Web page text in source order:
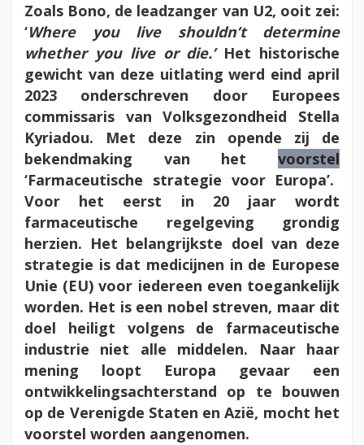
Zoals Bono, de leadzanger van U2, ooit zei:
‘Where you live shouldn’t determine
whether you live or die.’Het historische
gewicht van deze uitlating werd eind april
2023 onderschreven door Europees
commissaris van Volksgezondheid Stella
Kyriadou. Met deze zin opende zij de
bekendmaking van het voorstel
‘Farmaceutische strategie voor Europa’.
Voor het eerst in 20 jaar wordt
farmaceutische regelgeving grondig
herzien. Het belangrijkste doel van deze
strategie is dat medicijnen in de Europese
Unie (EU) voor iedereen even toegankelijk
worden. Het is een nobel streven, maar dit
doel heiligt volgens de farmaceutische
industrie niet alle middelen. Naar haar
mening loopt Europa gevaar een
ontwikkelingsachterstand op te bouwen
op de Verenigde Staten en Azië, mocht het
voorstel worden aangenomen.